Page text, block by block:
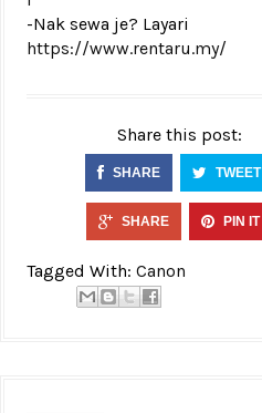
-Nak sewa je? Layari
https://www.rentaru.my/
Share this post:
SHARE TWEET
SHARE PIN IT
Tagged With: Canon